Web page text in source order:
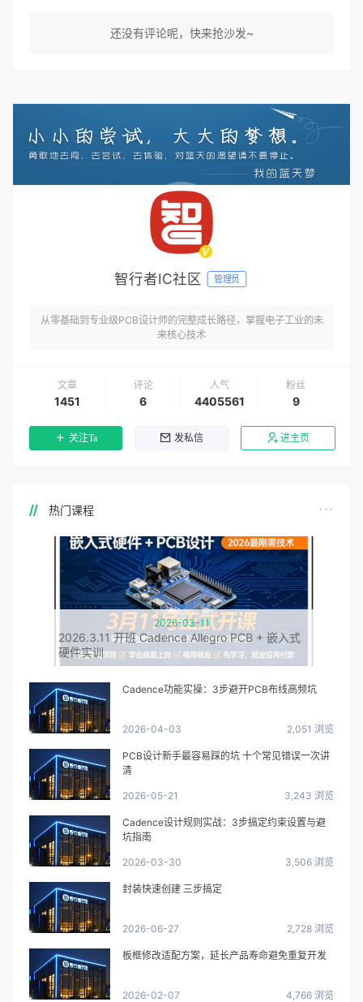
还没有评论呢，快来抢沙发~
智行者IC社区 管理员
从零基础到专业级PCB设计师的完整成长路径，掌握电子工业的未
来核心技术
文章
1451
评论
6
人气
4405561
粉丝
9
关注Ta 发私信 进主页
热门课程
2026-03-11
2026.3.11 开班 Cadence Allegro PCB + 嵌入式
硬件实训
Cadence功能实操：3步避开PCB布线高频坑
2026-04-03 2,051 浏览
PCB设计新手最容易踩的坑 十个常见错误一次讲
清
2026-05-21 3,243 浏览
Cadence设计规则实战：3步搞定约束设置与避
坑指南
2026-03-30 3,506 浏览
封装快速创建 三步搞定
2026-06-27 2,728 浏览
板框修改适配方案，延长产品寿命避免重复开发
2026-02-07 4,766 浏览